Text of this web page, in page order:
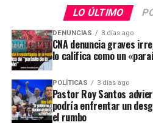
LO ÚLTIMO
DENUNCIAS 3 días ago
CNA denuncia graves
lo califica como un
POLÍTICAS 3 días ago
Pastor Roy Santos
podría enfrentar un
el rumbo